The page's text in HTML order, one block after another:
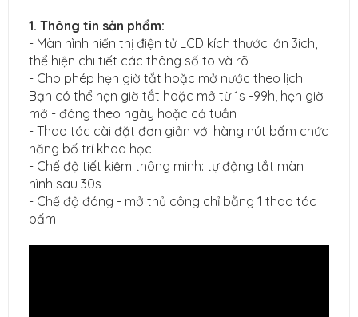
1. Thông tin sản phẩm:
- Màn hình hiển thị điện tử LCD kích thước lớn 3ich,
thể hiện chi tiết các thông số to và rõ
- Cho phép hẹn giờ tắt hoặc mở nước theo lịch.
Bạn có thể hẹn giờ tắt hoặc mở từ 1s -99h, hẹn giờ
mở - đóng theo ngày hoặc cả tuần
- Thao tác cài đặt đơn giản với hàng nút bấm chức
năng bố trí khoa học
- Chế độ tiết kiệm thông minh: tự động tắt màn
hình sau 30s
- Chế độ đóng - mở thủ công chỉ bằng 1 thao tác
bấm